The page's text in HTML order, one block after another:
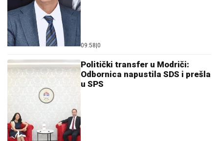
09:58 0
Politički transfer u Modriči:
Odbornica napustila SDS i prešla
u SPS